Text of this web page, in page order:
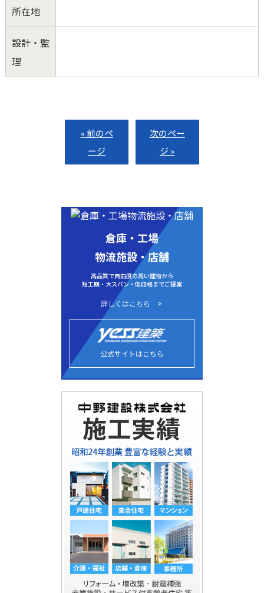
所在地
設計・監
理
« 前のペ
ージ
次のペー
ジ »
倉庫・工場
物流施設・店舗
高品質で自由度の高い建物から
短工期・大スパン・低価格までご提案
詳しくはこちら
公式サイトはこちら